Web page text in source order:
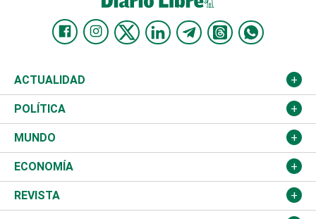
ACTUALIDAD
Nacional
Ciudad
Educación
Salud
POLÍTICA
Partidos
JCE
TSE
MUNDO
Estados Unidos
América Latina
ECONOMÍA
Finanzas
REVISTA